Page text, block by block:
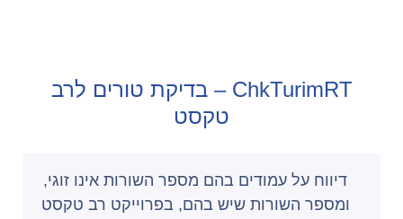
ChkTurimRT – בדיקת טורים לרב
טקסט
דיווח על עמודים בהם מספר השורות אינו זוגי,
ומספר השורות שיש בהם, בפרוייקט רב טקסט